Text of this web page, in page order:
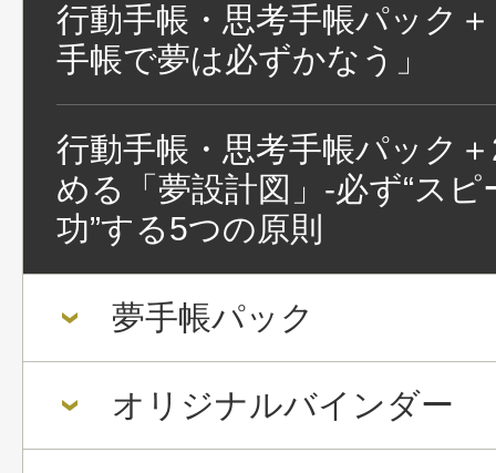
行動手帳・思考手帳パック
手帳で夢は必ずかなう」
行動手帳・思考手帳パック
める「夢設計図」-必ず“スピ
功”する5つの原則
夢手帳パック
オリジナルバインダー